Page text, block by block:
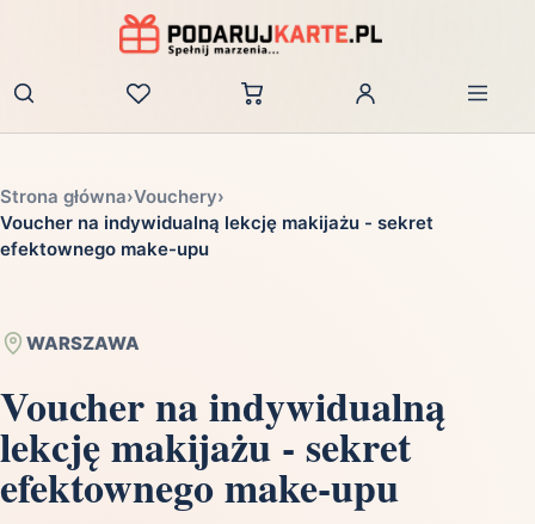
Zaloguj
Strona główna›Vouchery›
Voucher na indywidualną lekcję makijażu - sekret
efektownego make-upu
WARSZAWA
Voucher na indywidualną
lekcję makijażu - sekret
efektownego make-upu